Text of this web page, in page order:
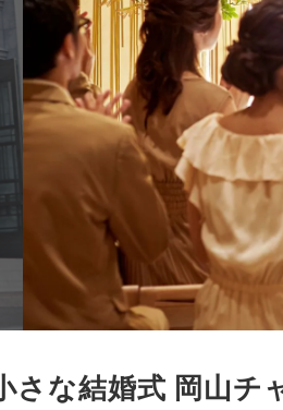
さな結婚式 岡山チ